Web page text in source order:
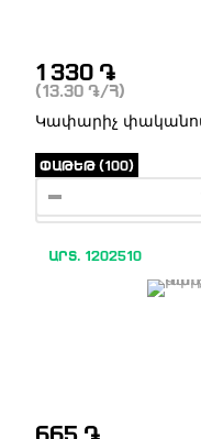
1 330 ֏
(13.30 ֏ /Հ)
Կափարիչ
ՓԱԹԵԹ (100)
ԱՐՏ. 1202510
665 ֏